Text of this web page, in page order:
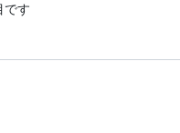
です